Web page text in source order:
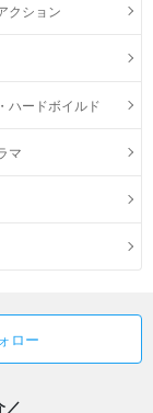
クション
ハードボイルド
マ
ロー
／